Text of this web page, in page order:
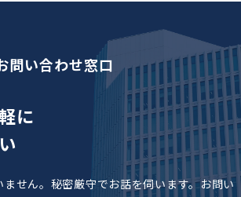
問い合わせ窓口
に
ません。秘密厳守でお話を伺います。お問い